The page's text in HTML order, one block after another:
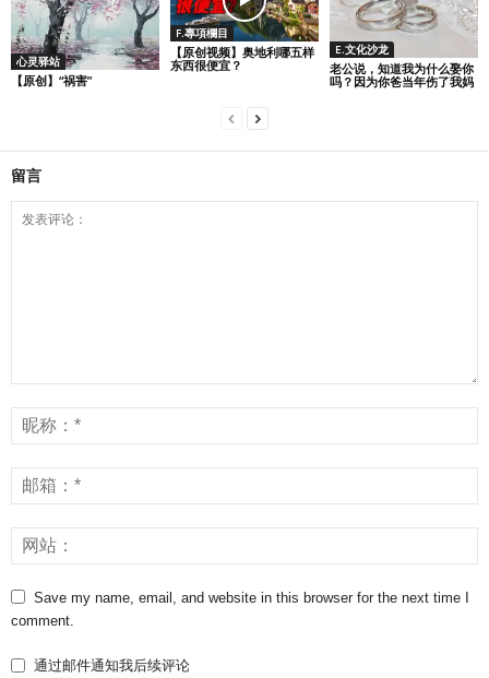
心灵驿站
【原创】“祸害”
F.專項欄目
【原创视频】奥地利哪五样
东西很便宜？
E.文化沙龙
老公说，知道我为什么娶你
吗？因为你爸当年伤了我妈
留言
Save my name, email, and website in this browser for the next time I
comment.
通过邮件通知我后续评论